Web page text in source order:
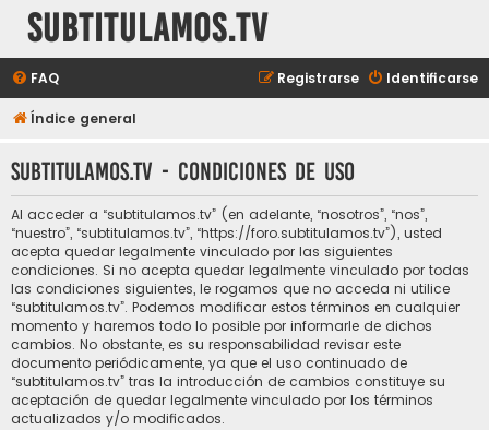
subtitulamos.tv
FAQ Identificarse
Registrarse
Índice general
subtitulamos.tv - Condiciones de uso
Al acceder a “subtitulamos.tv” (en adelante, “nosotros”, “nos”,
“nuestro”, “subtitulamos.tv”, “https://foro.subtitulamos.tv”), usted
acepta quedar legalmente vinculado por las siguientes
condiciones. Si no acepta quedar legalmente vinculado por todas
las condiciones siguientes, le rogamos que no acceda ni utilice
“subtitulamos.tv”. Podemos modificar estos términos en cualquier
momento y haremos todo lo posible por informarle de dichos
cambios. No obstante, es su responsabilidad revisar este
documento periódicamente, ya que el uso continuado de
“subtitulamos.tv” tras la introducción de cambios constituye su
aceptación de quedar legalmente vinculado por los términos
actualizados y/o modificados.